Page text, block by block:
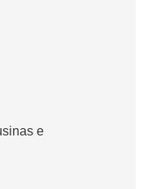
e